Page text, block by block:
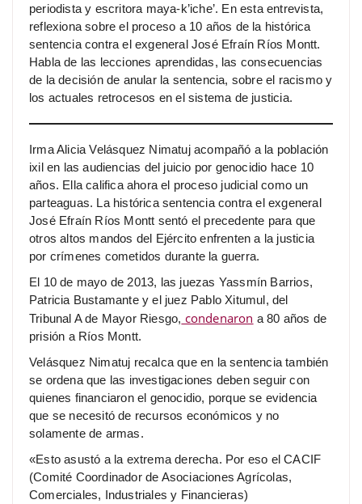
periodista y escritora maya-k’iche’. En esta entrevista,
reflexiona sobre el proceso a 10 años de la histórica
sentencia contra el exgeneral José Efraín Ríos Montt.
Habla de las lecciones aprendidas, las consecuencias
de la decisión de anular la sentencia, sobre el racismo y
los actuales retrocesos en el sistema de justicia.
Irma Alicia Velásquez Nimatuj acompañó a la población
ixil en las audiencias del juicio por genocidio hace 10
años. Ella califica ahora el proceso judicial como un
parteaguas. La histórica sentencia contra el exgeneral
José Efraín Ríos Montt sentó el precedente para que
otros altos mandos del Ejército enfrenten a la justicia
por crímenes cometidos durante la guerra.
El 10 de mayo de 2013, las juezas Yassmín Barrios,
Patricia Bustamante y el juez Pablo Xitumul, del
Tribunal A de Mayor Riesgo, condenaron a 80 años de
prisión a Ríos Montt.
Velásquez Nimatuj recalca que en la sentencia también
se ordena que las investigaciones deben seguir con
quienes financiaron el genocidio, porque se evidencia
que se necesitó de recursos económicos y no
solamente de armas.
«Esto asustó a la extrema derecha. Por eso el CACIF
(Comité Coordinador de Asociaciones Agrícolas,
Comerciales, Industriales y Financieras)